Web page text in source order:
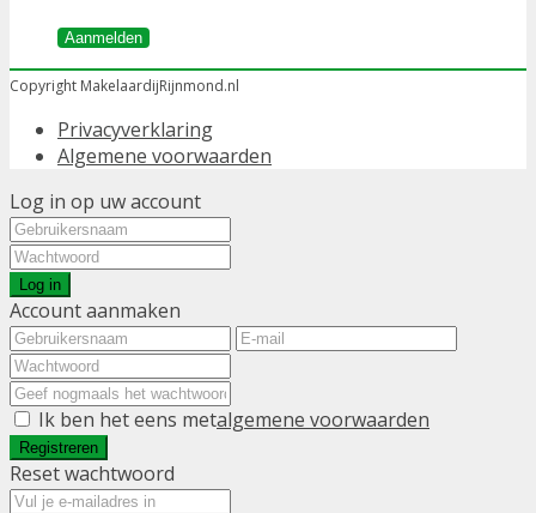
Aanmelden
Copyright MakelaardijRijnmond.nl
Privacyverklaring
Algemene voorwaarden
Log in op uw account
Log in
Account aanmaken
Ik ben het eens metalgemene voorwaarden
Registreren
Reset wachtwoord